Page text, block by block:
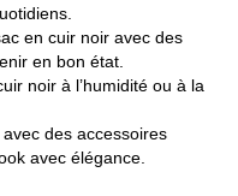
en cuir noir avec des
en bon état.
noir à l’humidité ou à la
des accessoires
avec élégance.